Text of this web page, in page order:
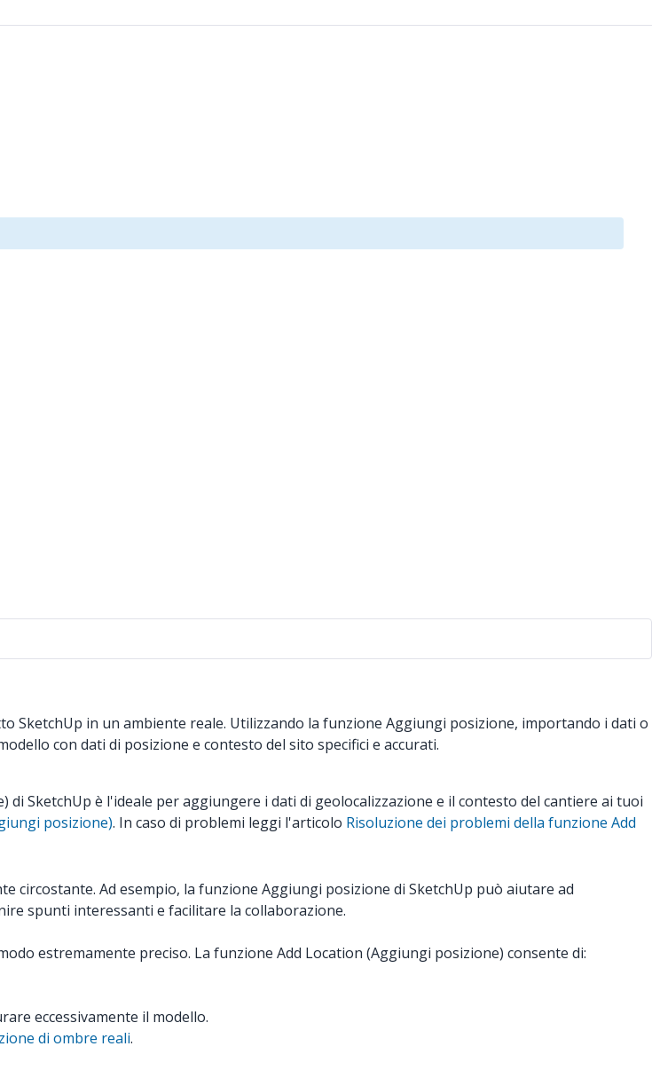
in un ambiente reale. Utilizzando la funzione Aggiungi posizione, importando i dati o
con dati di posizione e contesto del sito specifici e accurati.
SketchUp è l'ideale per aggiungere i dati di geolocalizzazione e il contesto del cantiere ai tuoi
posizione). In caso di problemi leggi l'articolo Risoluzione dei problemi della funzione Add
Ad esempio, la funzione Aggiungi posizione di SketchUp può aiutare ad
spunti interessanti e facilitare la collaborazione.
estremamente preciso. La funzione Add Location (Aggiungi posizione) consente di:
eccessivamente il modello.
di ombre reali.